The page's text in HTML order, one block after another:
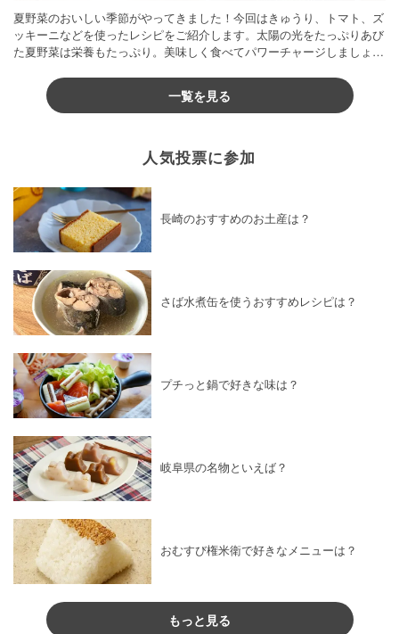
夏野菜のおいしい季節がやってきました！今回はきゅうり、トマト、ズ
ッキーニなどを使ったレシピをご紹介します。太陽の光をたっぷりあび
た夏野菜は栄養もたっぷり。美味しく食べてパワーチャージしましょう
一覧を見る
人気投票に参加
長崎のおすすめのお土産は？
さば水煮缶を使うおすすめレシピは？
プチっと鍋で好きな味は？
岐阜県の名物といえば？
おむすび権米衛で好きなメニューは？
もっと見る